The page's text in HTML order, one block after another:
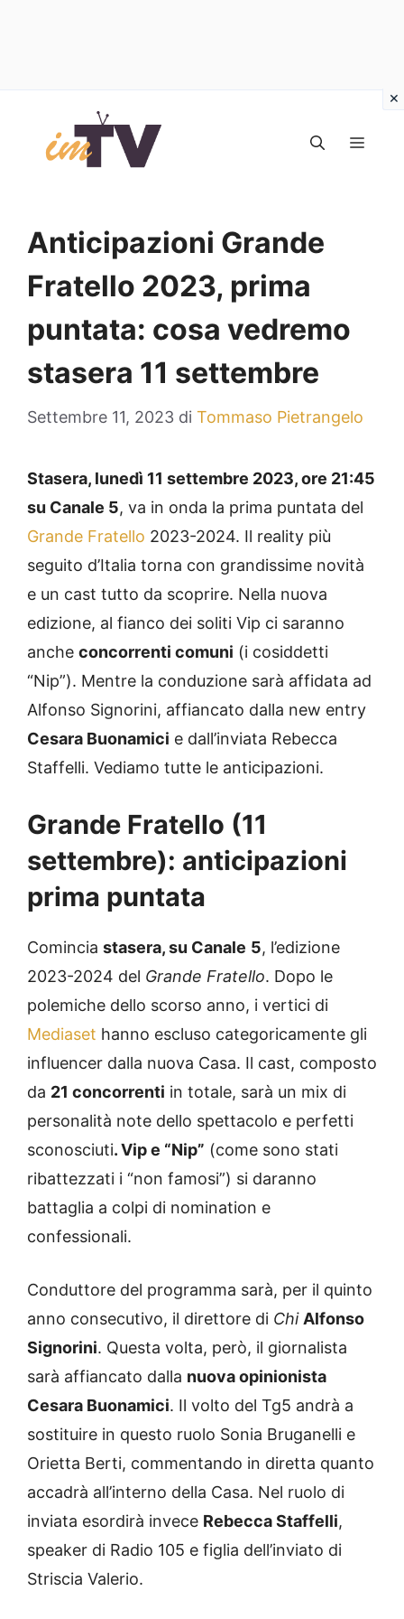
contenuto
Anticipazioni Grande
Fratello 2023, prima
puntata: cosa vedremo
stasera 11 settembre
Settembre 11, 2023 di Tommaso Pietrangelo
Stasera, lunedì 11 settembre 2023, ore 21:45
su Canale 5, va in onda la prima puntata del
Grande Fratello 2023-2024. Il reality più
seguito d’Italia torna con grandissime novità
e un cast tutto da scoprire. Nella nuova
edizione, al fianco dei soliti Vip ci saranno
anche concorrenti comuni (i cosiddetti
“Nip”). Mentre la conduzione sarà affidata ad
Alfonso Signorini, affiancato dalla new entry
Cesara Buonamici e dall’inviata Rebecca
Staffelli. Vediamo tutte le anticipazioni.
Grande Fratello (11
settembre): anticipazioni
prima puntata
Comincia stasera, su Canale 5, l’edizione
2023-2024 del Grande Fratello. Dopo le
polemiche dello scorso anno, i vertici di
Mediaset hanno escluso categoricamente gli
influencer dalla nuova Casa. Il cast, composto
da 21 concorrenti in totale, sarà un mix di
personalità note dello spettacolo e perfetti
sconosciuti. Vip e “Nip” (come sono stati
ribattezzati i “non famosi”) si daranno
battaglia a colpi di nomination e
confessionali.
Conduttore del programma sarà, per il quinto
anno consecutivo, il direttore di ChiAlfonso
Signorini. Questa volta, però, il giornalista
sarà affiancato dalla nuova opinionista
Cesara Buonamici. Il volto del Tg5 andrà a
sostituire in questo ruolo Sonia Bruganelli e
Orietta Berti, commentando in diretta quanto
accadrà all’interno della Casa. Nel ruolo di
inviata esordirà invece Rebecca Staffelli,
speaker di Radio 105 e figlia dell’inviato di
Striscia Valerio.